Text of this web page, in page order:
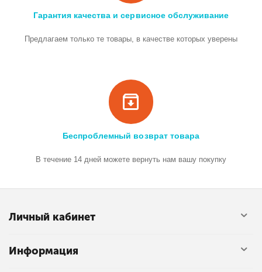
Гарантия качества и сервисное обслуживание
Предлагаем только те товары, в качестве которых уверены
Беспроблемный возврат товара
В течение 14 дней можете вернуть нам вашу покупку
Личный кабинет
Информация